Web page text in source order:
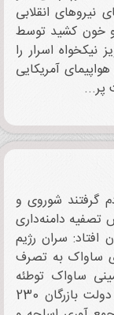
انقلابی
و خون کشید توسط
نیکخواه اسرار را
آمریکایی
گرفتند شوروی و
تصفیه دامنه‌داری
افتاد: سران رژیم
ساواک به تصرف
ساواک توطئه
کرده بود کلیه انتصابات کشوری و نظامی دولت بازرگان 230